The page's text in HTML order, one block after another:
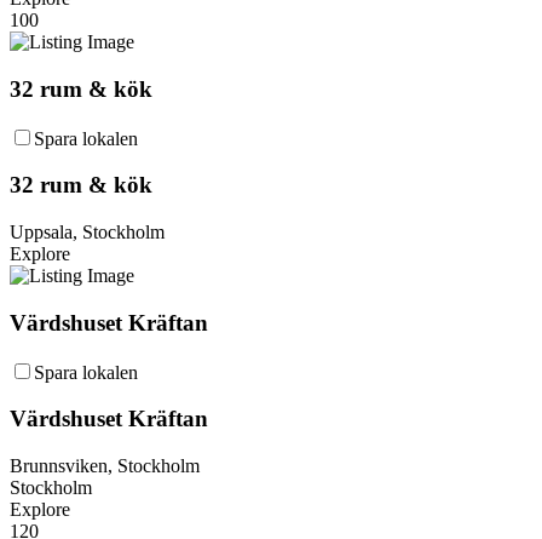
100
32 rum & kök
Spara lokalen
32 rum & kök
Uppsala, Stockholm
Explore
Värdshuset Kräftan
Spara lokalen
Värdshuset Kräftan
Brunnsviken, Stockholm
Stockholm
Explore
120